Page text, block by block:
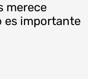
merece
es importante